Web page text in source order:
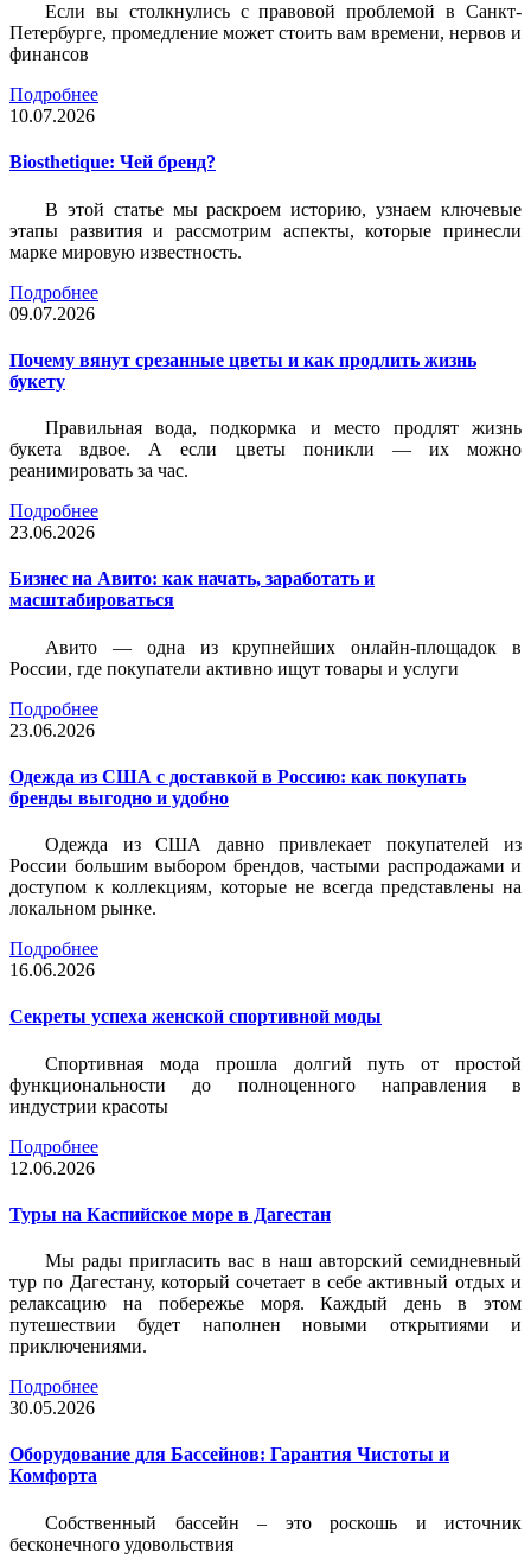
Если вы столкнулись с правовой проблемой в Санкт-
Петербурге, промедление может стоить вам времени, нервов и
финансов
Подробнее
10.07.2026
Biosthetique: Чей бренд?
В этой статье мы раскроем историю, узнаем ключевые
этапы развития и рассмотрим аспекты, которые принесли
марке мировую известность.
Подробнее
09.07.2026
Почему вянут срезанные цветы и как продлить жизнь
букету
Правильная вода, подкормка и место продлят жизнь
букета вдвое. А если цветы поникли — их можно
реанимировать за час.
Подробнее
23.06.2026
Бизнес на Авито: как начать, заработать и
масштабироваться
Авито — одна из крупнейших онлайн-площадок в
России, где покупатели активно ищут товары и услуги
Подробнее
23.06.2026
Одежда из США с доставкой в Россию: как покупать
бренды выгодно и удобно
Одежда из США давно привлекает покупателей из
России большим выбором брендов, частыми распродажами и
доступом к коллекциям, которые не всегда представлены на
локальном рынке.
Подробнее
16.06.2026
Секреты успеха женской спортивной моды
Спортивная мода прошла долгий путь от простой
функциональности до полноценного направления в
индустрии красоты
Подробнее
12.06.2026
Туры на Каспийское море в Дагестан
Мы рады пригласить вас в наш авторский семидневный
тур по Дагестану, который сочетает в себе активный отдых и
релаксацию на побережье моря. Каждый день в этом
путешествии будет наполнен новыми открытиями и
приключениями.
Подробнее
30.05.2026
Оборудование для Бассейнов: Гарантия Чистоты и
Комфорта
Собственный бассейн – это роскошь и источник
бесконечного удовольствия